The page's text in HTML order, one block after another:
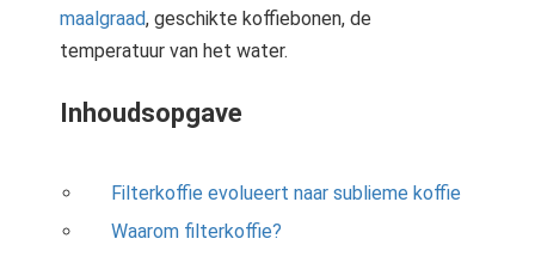
maalgraad, geschikte koffiebonen, de
temperatuur van het water.
Inhoudsopgave
Filterkoffie evolueert naar sublieme koffie
Waarom filterkoffie?
van